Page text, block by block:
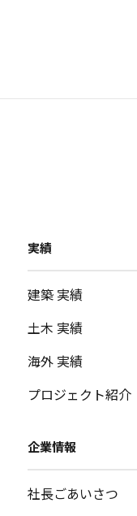
実績
建築 実績
土木 実績
海外 実績
プロジェクト紹介
企業情報
社長ごあいさつ